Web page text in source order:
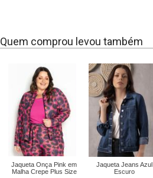
Quem comprou levou também
Jaqueta Onça Pink em
Malha Crepe Plus Size
Jaqueta Jeans Azul
Escuro